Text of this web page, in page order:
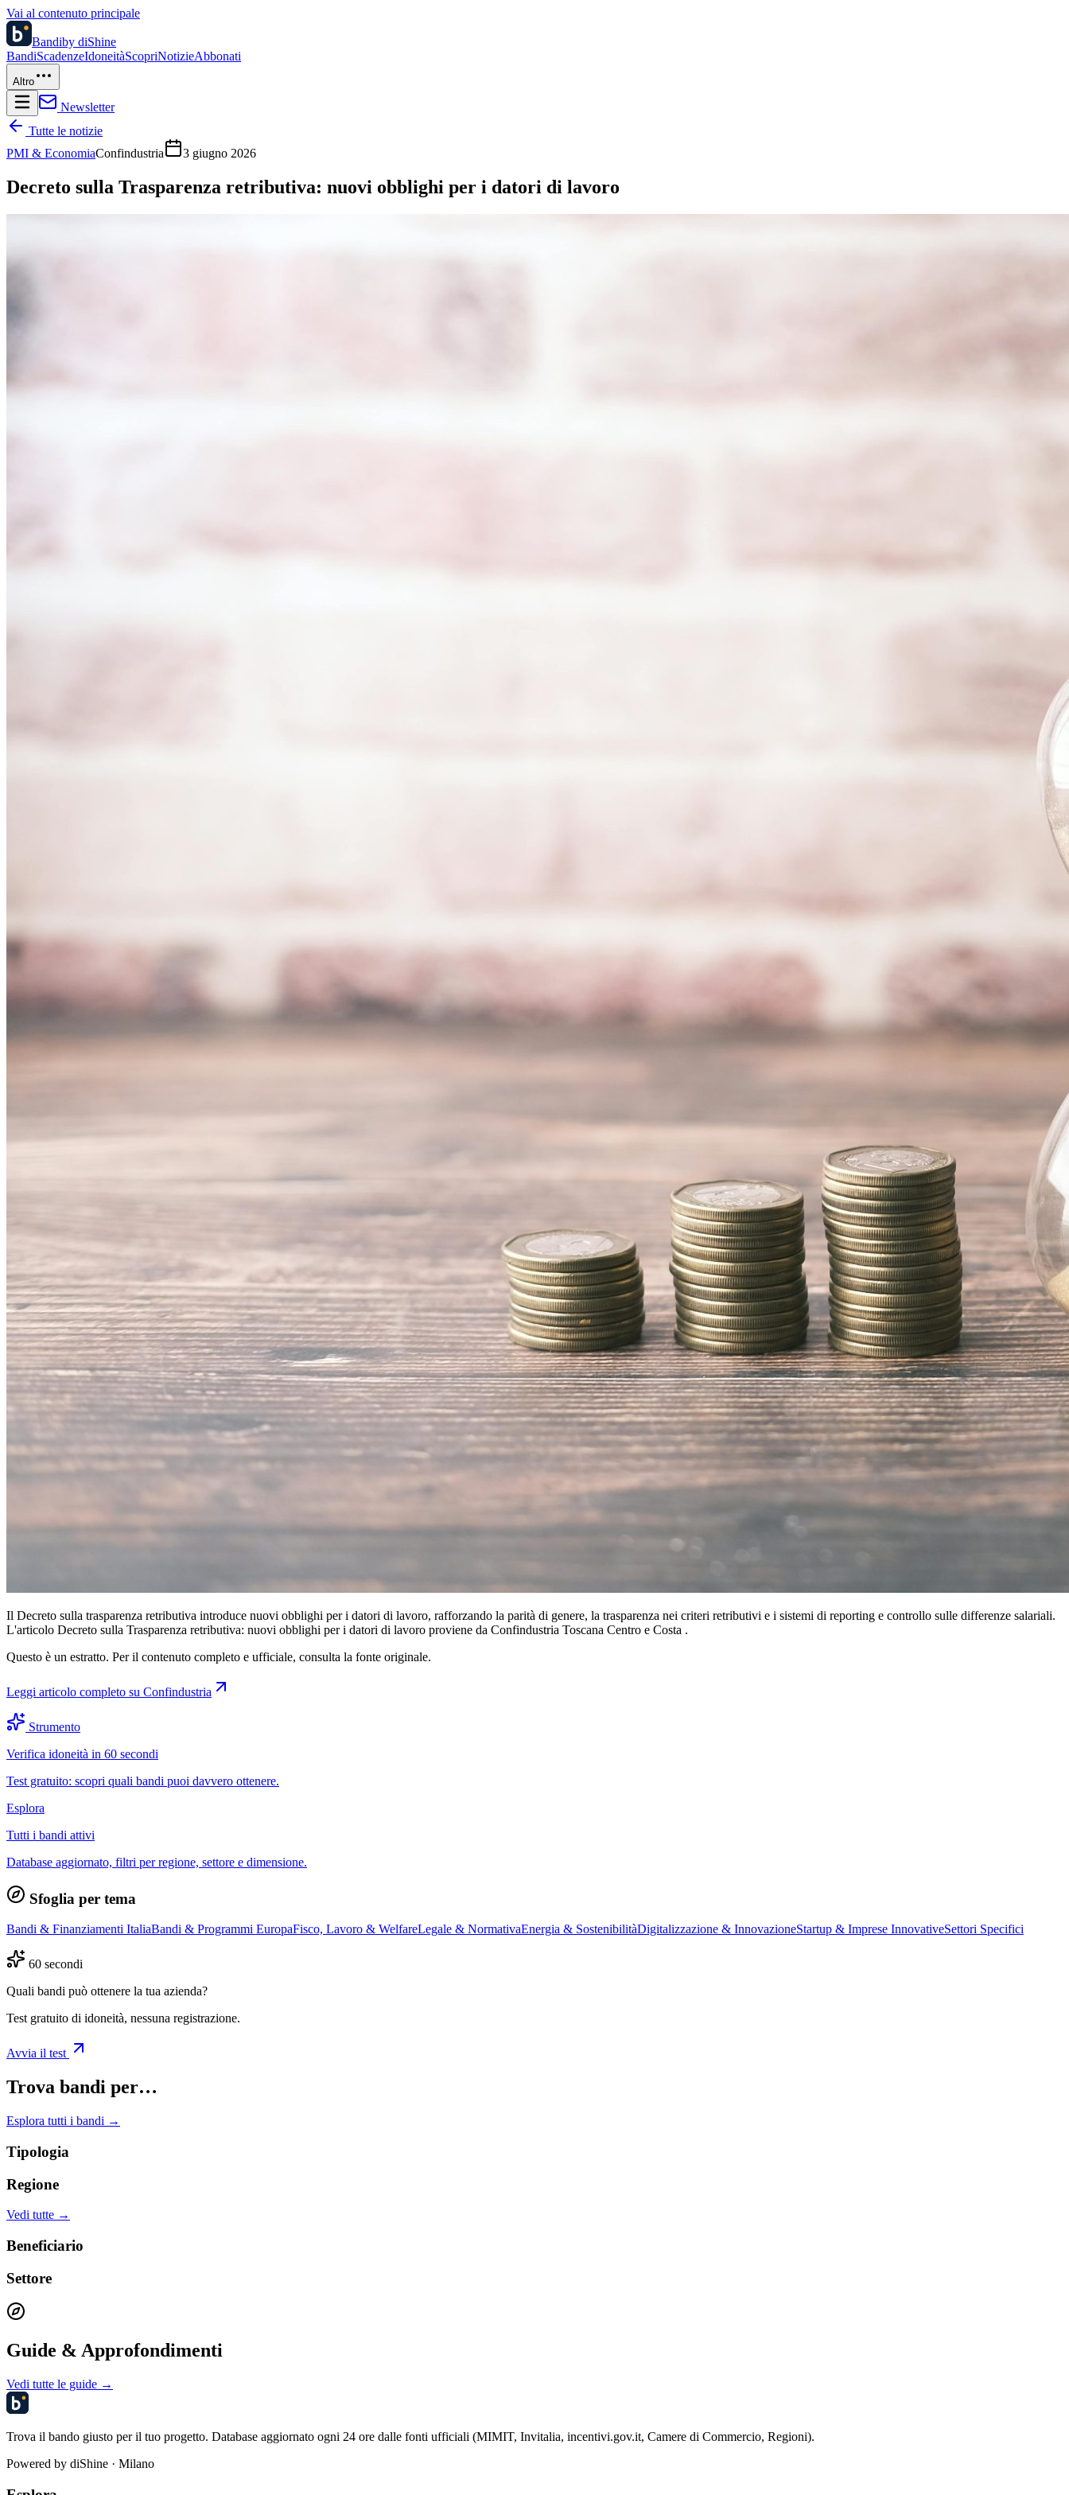
Vai al contenuto principale
Bandiby diShine
BandiScadenzeIdoneitàScopriNotizieAbbonati
Altro
Newsletter
Tutte le notizie
PMI & EconomiaConfindustria 3 giugno 2026
Decreto sulla Trasparenza retributiva: nuovi obblighi per i datori di lavoro
Il Decreto sulla trasparenza retributiva introduce nuovi obblighi per i datori di lavoro, rafforzando la parità di genere, la trasparenza nei criteri retributivi e i sistemi di reporting e controllo sulle differenze salariali.
L'articolo Decreto sulla Trasparenza retributiva: nuovi obblighi per i datori di lavoro proviene da Confindustria Toscana Centro e Costa .
Questo è un estratto. Per il contenuto completo e ufficiale, consulta la fonte originale.
Leggi articolo completo su Confindustria
Strumento
Verifica idoneità in 60 secondi
Test gratuito: scopri quali bandi puoi davvero ottenere.
Esplora
Tutti i bandi attivi
Database aggiornato, filtri per regione, settore e dimensione.
Sfoglia per tema
Bandi & Finanziamenti ItaliaBandi & Programmi EuropaFisco, Lavoro & WelfareLegale & NormativaEnergia & SostenibilitàDigitalizzazione & InnovazioneStartup & Imprese InnovativeSettori Specifici
60 secondi
Quali bandi può ottenere la tua azienda?
Test gratuito di idoneità, nessuna registrazione.
Avvia il test
Trova bandi per…
Esplora tutti i bandi →
Tipologia
Regione
Vedi tutte →
Beneficiario
Settore
Guide & Approfondimenti
Vedi tutte le guide →
Trova il bando giusto per il tuo progetto. Database aggiornato ogni 24 ore dalle fonti ufficiali (MIMIT, Invitalia, incentivi.gov.it, Camere di Commercio, Regioni).
Powered by diShine · Milano